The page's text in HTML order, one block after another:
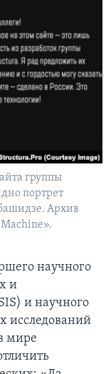
группы
портрет
Архив
научного
и
и научного
исследований
мире